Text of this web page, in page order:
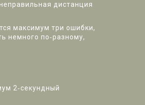
дистанция
максимум три ошибки,
немного по‑разному,
2‑секундный